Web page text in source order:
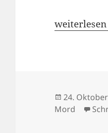
Das Böse im
weiter­lesen
am
24.
Mord